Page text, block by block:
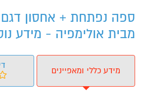
ספה נפתחת + אחסון
מבית אולימפיה - מידע
מידע כללי ומאפיינים